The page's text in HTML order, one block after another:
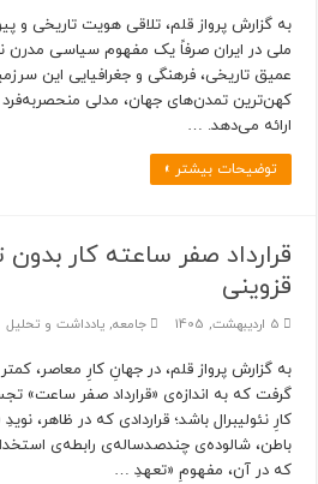
به گزارش پرواز قلم، تلاقی هویت تاریخی و
ملی در ایران صرفاً یک مفهوم سیاسی مدرن
عمیق تاریخی، فرهنگی و جغرافیایی این
کهن‌ترین تمدن‌های جهان، مدلی
ارائه می‌دهد. …
توضیحات بیشتر »
قرارداد صفر ساعته کار
قزوینی
5 اردیبهشت, 1405 جامعه,یادداشت و تحلیل
به گزارش پرواز قلم، در جهانِ کارِ معاصر،
گرفت که به اندازه‌ی «قرارداد صفر ساعت»
کارِ نئولیبرال باشد؛ قراردادی که در ظاهر،
باطن، شالوده‌ی چندصدساله‌ی رابطه‌ی
که در آن، مفهومِ «تعهدِ …